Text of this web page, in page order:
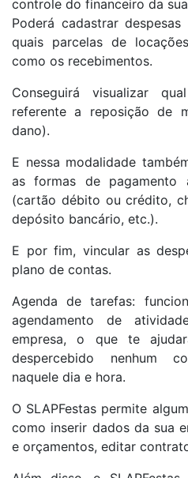
controle do financeiro da
Poderá cadastrar
quais parcelas de
como os recebimentos.
Conseguirá visualizar
referente a reposição de
dano).
E nessa modalidade
as formas de pagamento
(cartão débito ou crédito,
depósito bancário, etc.).
E por fim, vincular as
plano de contas.
Agenda de tarefas:
agendamento de
empresa, o que te
despercebido nenhum
naquele dia e hora.
O SLAPFestas permite
como inserir dados da sua
e orçamentos, editar